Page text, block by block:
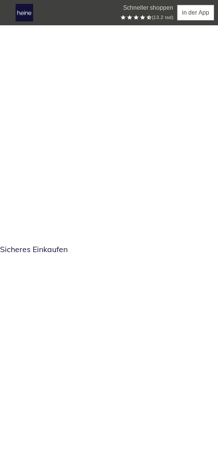
Schneller shoppen
(13.2 tsd)
in der App
Sicheres Einkaufen